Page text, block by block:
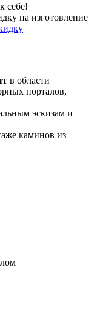
себе!
на изготовление
в области
порталов,
эскизам и
каминов из